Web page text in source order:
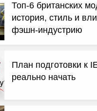
Топ-6 британских
история, стиль и
фэшн-индустрию
План подготовки к
реально начать